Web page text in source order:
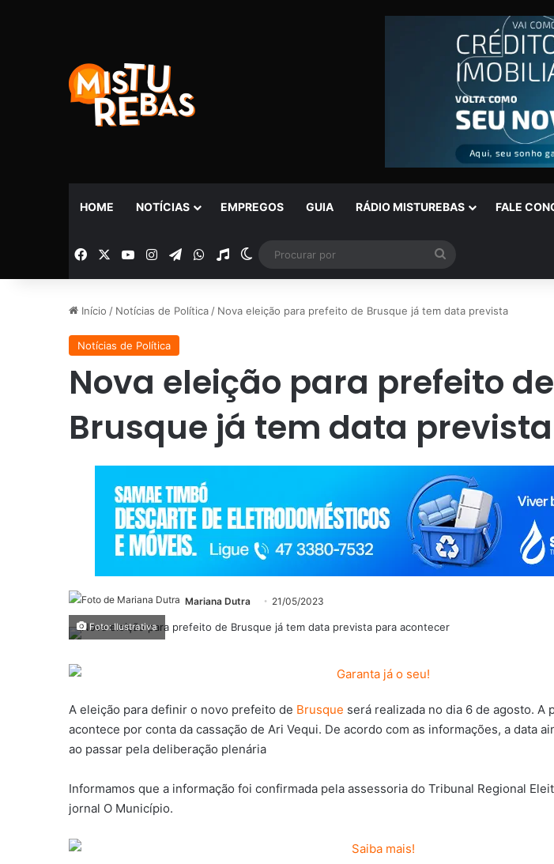
HOME NOTÍCIAS EMPREGOS GUIA RÁDIO MISTUREBAS FALE
Facebook YouTubeInstagramTelegramWhatsApp
Rádio Switch skin
por
Início / Notícias de Política / Nova eleição para prefeito de Brusque já tem data prevista
Notícias de Política
Nova eleição para prefeito de
Brusque já tem data prevista
Mariana Dutra 21/05/2023
Foto: Ilustrativa
A eleição para definir o novo prefeito de Brusque será realizada no dia 6 de agosto. A
acontece por conta da cassação de Ari Vequi. De acordo com as informações, a data
ao passar pela deliberação plenária
Informamos que a informação foi confirmada pela assessoria do Tribunal Regional
jornal O Município.